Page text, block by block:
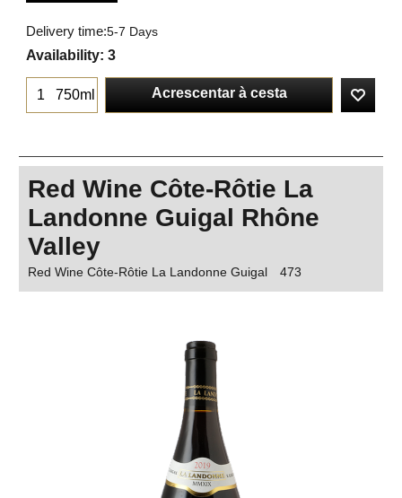
Delivery time:5-7 Days
Availability: 3
750ml Acrescentar à cesta
Red Wine Côte-Rôtie La
Landonne Guigal Rhône
Valley
Red Wine Côte-Rôtie La Landonne Guigal 473